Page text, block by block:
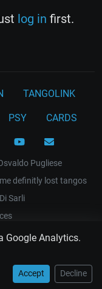
Google Analytics.
Accept Decline
log in first.
TANGOLINK
PSY CARDS
Pugliese
definitly lost tangos
Sarli